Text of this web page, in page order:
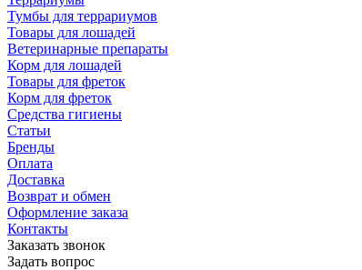
Тумбы для террариумов
Товары для лошадей
Ветеринарные препараты
Корм для лошадей
Товары для фреток
Корм для фреток
Средства гигиены
Статьи
Бренды
Оплата
Доставка
Возврат и обмен
Оформление заказа
Контакты
Заказать звонок
Задать вопрос